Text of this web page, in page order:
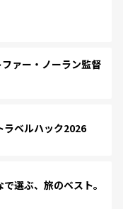
ァー・ノーラン監督
ベルハック2026
選ぶ、旅のベスト。